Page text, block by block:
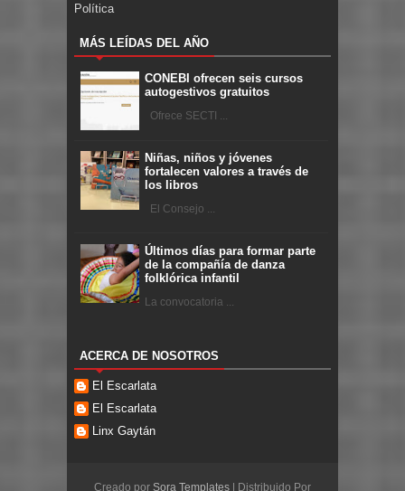
Política
MÁS LEÍDAS DEL AÑO
CONEBI ofrecen seis cursos
autogestivos gratuitos
Ofrece SECTI ...
Niñas, niños y jóvenes
fortalecen valores a través de
los libros
El Consejo ...
Últimos días para formar parte
de la compañía de danza
folklórica infantil
La convocatoria ...
ACERCA DE NOSOTROS
El Escarlata
El Escarlata
Linx Gaytán
Creado por Sora Templates | Distribuido Por